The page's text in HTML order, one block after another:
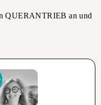
QUERANTRIEB an und